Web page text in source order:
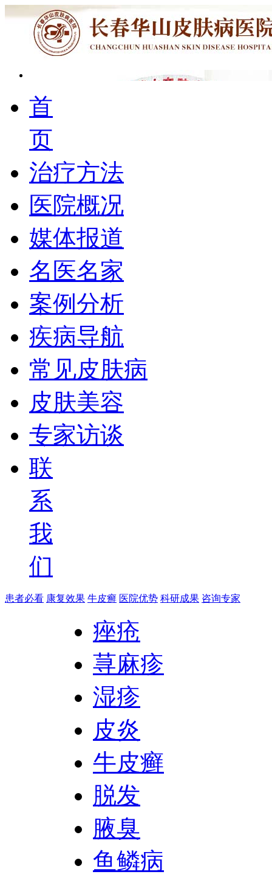
首
页
治疗方法
医院概况
媒体报道
名医名家
案例分析
疾病导航
常见皮肤病
皮肤美容
专家访谈
联
系
我
们
患者必看 康复效果 牛皮癣 医院优势 科研成果 咨询专家
痤疮
荨麻疹
湿疹
皮炎
牛皮癣
脱发
腋臭
鱼鳞病